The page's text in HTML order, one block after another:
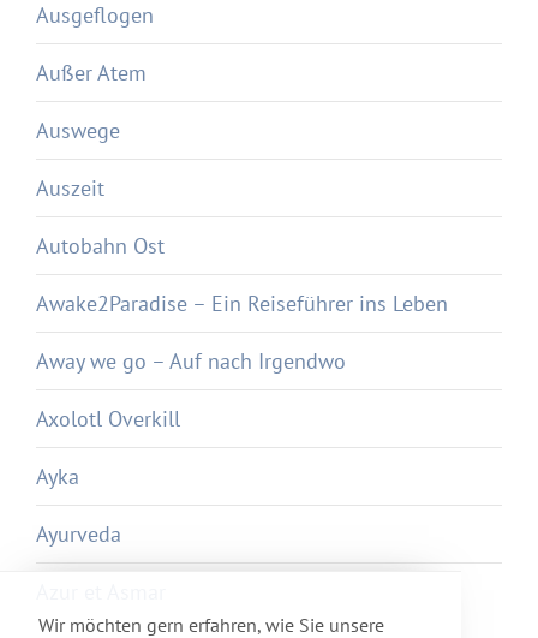
Wir möchten gern erfahren, wie Sie unsere
Ausgeflogen
Außer Atem
Auswege
Auszeit
Autobahn Ost
Awake2Paradise – Ein Reiseführer ins Leben
Away we go – Auf nach Irgendwo
Axolotl Overkill
Ayka
Ayurveda